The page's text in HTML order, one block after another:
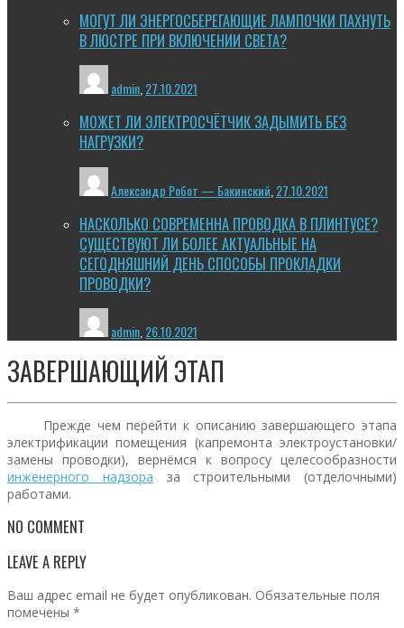
МОГУТ ЛИ ЭНЕРГОСБЕРЕГАЮЩИЕ ЛАМПОЧКИ ПАХНУТЬ
В ЛЮСТРЕ ПРИ ВКЛЮЧЕНИИ СВЕТА?
admin 27.10.2021
МОЖЕТ ЛИ ЭЛЕКТРОСЧЁТЧИК ЗАДЫМИТЬ БЕЗ
НАГРУЗКИ?
Александр Робот — Бакинский 27.10.2021
НАСКОЛЬКО СОВРЕМЕННА ПРОВОДКА В ПЛИНТУСЕ?
СУЩЕСТВУЮТ ЛИ БОЛЕЕ АКТУАЛЬНЫЕ НА
СЕГОДНЯШНИЙ ДЕНЬ СПОСОБЫ ПРОКЛАДКИ
ПРОВОДКИ?
admin,26.10.2021
ЗАВЕРШАЮЩИЙ ЭТАП
Прежде чем перейти к описанию завершающего этапа
электрификации помещения (капремонта электроустановки/
замены проводки), вернёмся к вопросу целесообразности
инженерного надзора за строительными (отделочными)
работами.
NO COMMENT
LEAVE A REPLY
Ваш адрес email не будет опубликован. Обязательные поля
помечены *